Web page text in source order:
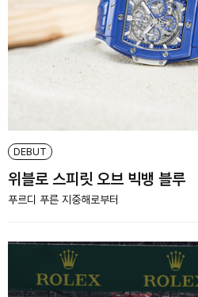
DEBUT
위블로 스피릿 오브 빅뱅 블루
푸르디 푸른 지중해로부터